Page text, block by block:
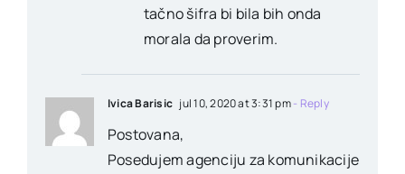
tačno šifra bi bila bih onda
morala da proverim.
Ivica Barisic jul 10, 2020 at 3:31 pm- Reply
Postovana,
Posedujem agenciju za komunikacije